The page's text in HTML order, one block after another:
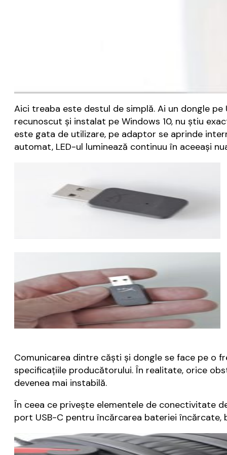
Aici treaba este destul de simplă. Ai un dongle
recunoscut și instalat pe Windows 10, nu știu
este gata de utilizare, pe adaptor se aprinde
automat, LED-ul luminează continuu în aceeași
Comunicarea dintre căști și dongle se face pe o
specificațiile producătorului. În realitate, orice
devenea mai instabilă.
În ceea ce privește elementele de conectivitate
port USB-C pentru încărcarea bateriei